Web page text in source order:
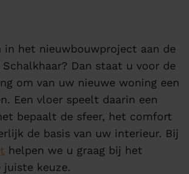
in het nieuwbouwproject aan de
Schalkhaar? Dan staat u voor de
om van uw nieuwe woning een
Een vloer speelt daarin een
bepaalt de sfeer, het comfort
de basis van uw interieur. Bij
helpen we u graag bij het
juiste keuze.